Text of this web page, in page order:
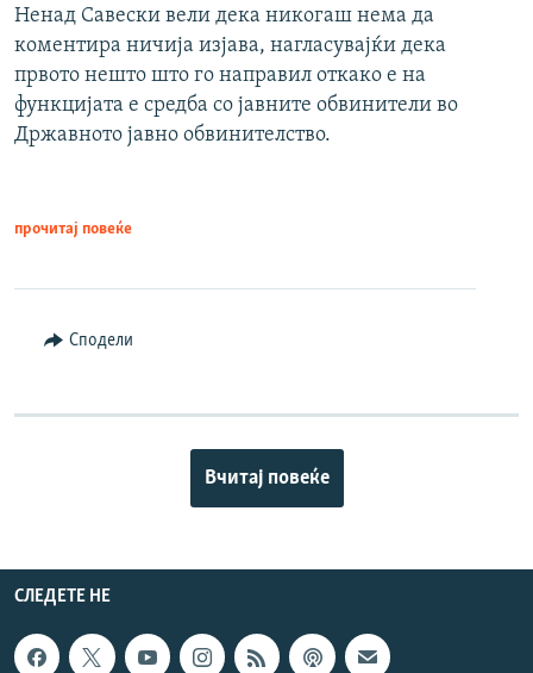
Ненад Савески вели дека никогаш нема да
коментира ничија изјава, нагласувајќи дека
првото нешто што го направил откако е на
функцијата е средба со јавните обвинители во
Државното јавно обвинителство.
прочитај повеќе
Сподели
Вчитај повеќе
СЛЕДЕТЕ НЕ